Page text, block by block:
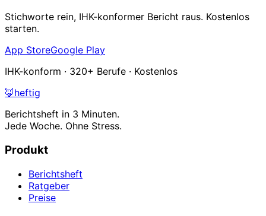
Stichworte rein, IHK-konformer Bericht raus. Kostenlos
starten.
App StoreGoogle Play
IHK-konform · 320+ Berufe · Kostenlos
🦊heftig
Berichtsheft in 3 Minuten.
Jede Woche. Ohne Stress.
Produkt
Berichtsheft
Ratgeber
Preise